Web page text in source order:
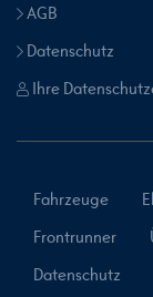
AGB
Datenschutz
Ihre
Fahrzeuge
Frontrunner
Datenschutz